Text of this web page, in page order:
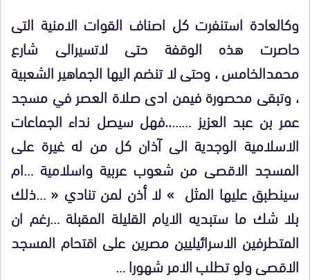
وكالعادة استنفرت كل اصناف القوات الامنية التى
حاصرت هذه الوقفة حتى لاتسيرالى شارع
محمدالخامس ، وحتى لا تنضم اليها الجماهير الشعبية
، وتبقى محصورة فيمن ادى صلاة العصر في مسجد
عمر بن عبد العزيز ……..فهل سيصل نداء الجماعات
الاسلامية الوجدية الى آذان كل من له غيرة على
المسجد الاقصى من شعوب عربية واسلامية …ام
سينطبق عليها المثل » لا أذن لمن تنادي « …ذلك
بلا شك ما ستبديه الايام القليلة المقبلة …رغم ان
المتطرفين الاسرائيليين مصرين على اقتحام المسجد
الاقصى ولو تطلب الامر شهورا …